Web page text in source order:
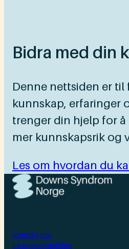
Bidra med din
Denne nettsiden er til
kunnskap, erfaringer
trenger din hjelp for
mer kunnskapsrik og
Les om hvordan du
Kontakt oss
Likepersontelefon